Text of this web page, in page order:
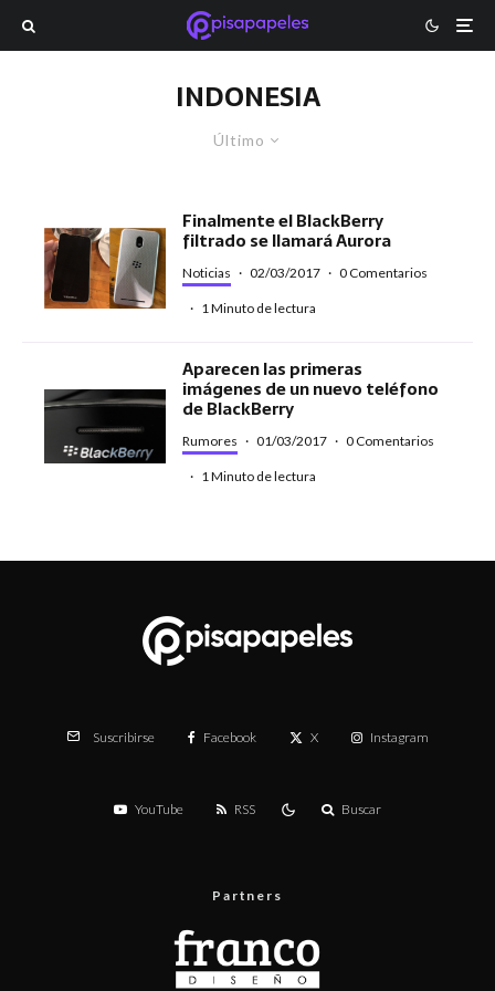
INDONESIA
Último
Finalmente el BlackBerry
filtrado se llamará Aurora
Noticias · 02/03/2017 · 0 Comentarios
· 1 Minuto de lectura
Aparecen las primeras
imágenes de un nuevo teléfono
de BlackBerry
Rumores · 01/03/2017 · 0 Comentarios
· 1 Minuto de lectura
Suscribirse Facebook X Instagram
YouTube RSS Buscar
Partners